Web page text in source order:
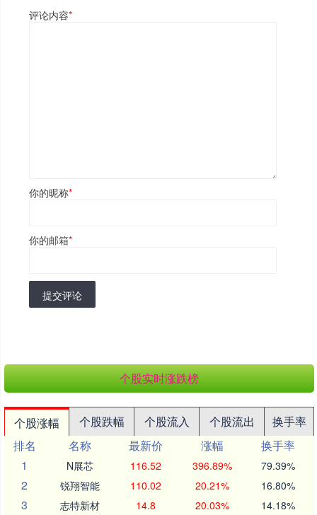
评论内容*
你的昵称*
你的邮箱*
提交评论
个股实时涨跌榜
个股涨幅 个股跌幅 个股流入 个股流出
换手率
排名
名称 最新价 涨幅
换手率
1
N展芯 116.52 396.89% 79.39%
2 锐翔智能 110.02 20.21% 16.80%
3 志特新材 14.8 20.03% 14.18%